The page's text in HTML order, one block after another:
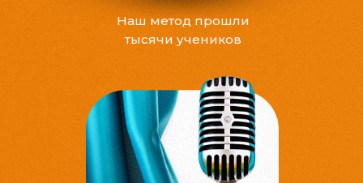
Наш метод прошли
тысячи учеников